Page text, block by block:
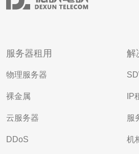
服务器租用
物理服务器
裸金属
云服务器
DDoS
解
IP
服
机